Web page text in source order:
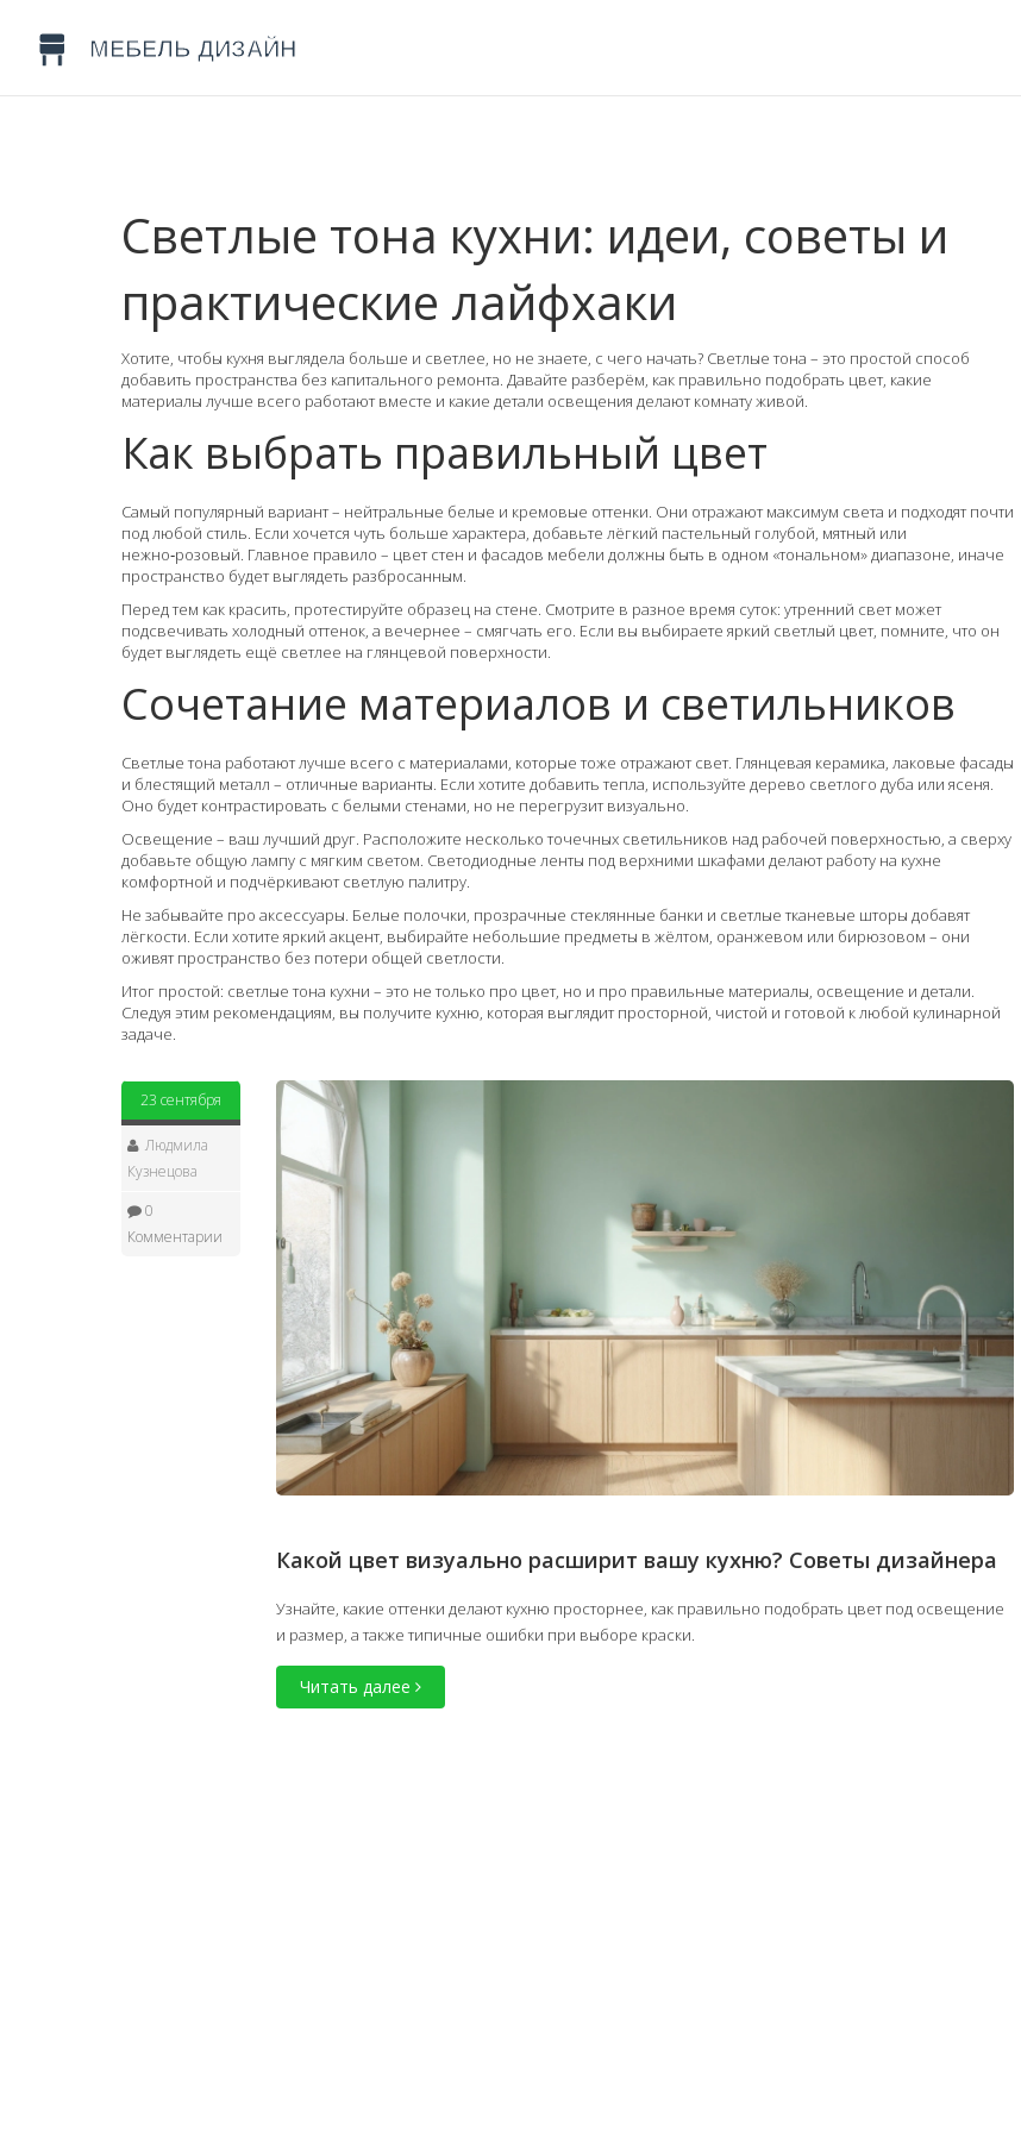
Светлые тона кухни: идеи, советы и
практические лайфхаки
Хотите, чтобы кухня выглядела больше и светлее, но не знаете, с чего начать? Светлые тона – это простой способ
добавить пространства без капитального ремонта. Давайте разберём, как правильно подобрать цвет, какие
материалы лучше всего работают вместе и какие детали освещения делают комнату живой.
Как выбрать правильный цвет
Самый популярный вариант – нейтральные белые и кремовые оттенки. Они отражают максимум света и подходят почти
под любой стиль. Если хочется чуть больше характера, добавьте лёгкий пастельный голубой, мятный или
нежно‑розовый. Главное правило – цвет стен и фасадов мебели должны быть в одном «тональном» диапазоне, иначе
пространство будет выглядеть разбросанным.
Перед тем как красить, протестируйте образец на стене. Смотрите в разное время суток: утренний свет может
подсвечивать холодный оттенок, а вечернее – смягчать его. Если вы выбираете яркий светлый цвет, помните, что он
будет выглядеть ещё светлее на глянцевой поверхности.
Сочетание материалов и светильников
Светлые тона работают лучше всего с материалами, которые тоже отражают свет. Глянцевая керамика, лаковые фасады
и блестящий металл – отличные варианты. Если хотите добавить тепла, используйте дерево светлого дуба или ясеня.
Оно будет контрастировать с белыми стенами, но не перегрузит визуально.
Освещение – ваш лучший друг. Расположите несколько точечных светильников над рабочей поверхностью, а сверху
добавьте общую лампу с мягким светом. Светодиодные ленты под верхними шкафами делают работу на кухне
комфортной и подчёркивают светлую палитру.
Не забывайте про аксессуары. Белые полочки, прозрачные стеклянные банки и светлые тканевые шторы добавят
лёгкости. Если хотите яркий акцент, выбирайте небольшие предметы в жёлтом, оранжевом или бирюзовом – они
оживят пространство без потери общей светлости.
Итог простой: светлые тона кухни – это не только про цвет, но и про правильные материалы, освещение и детали.
Следуя этим рекомендациям, вы получите кухню, которая выглядит просторной, чистой и готовой к любой кулинарной
задаче.
23 сентября
Людмила
Кузнецова
0
Комментарии
Какой цвет визуально расширит вашу кухню? Советы дизайнера
Узнайте, какие оттенки делают кухню просторнее, как правильно подобрать цвет под освещение
и размер, а также типичные ошибки при выборе краски.
Читать далее